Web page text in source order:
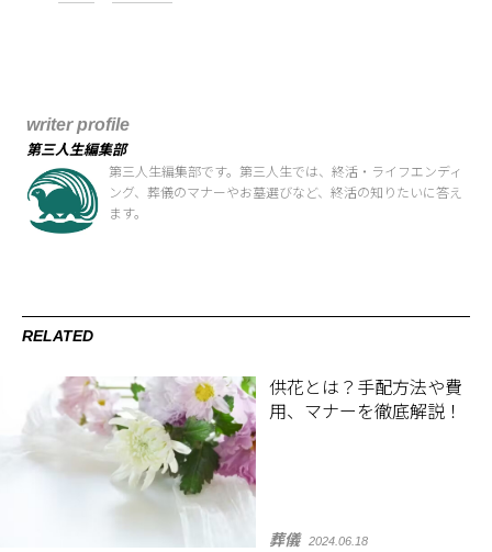
writer profile
第三人生編集部
第三人生編集部です。第三人生では、終活・ライフエンディ
ング、葬儀のマナーやお墓選びなど、終活の知りたいに答え
ます。
RELATED
供花とは？手配方法や費
用、マナーを徹底解説！
葬儀 2024.06.18